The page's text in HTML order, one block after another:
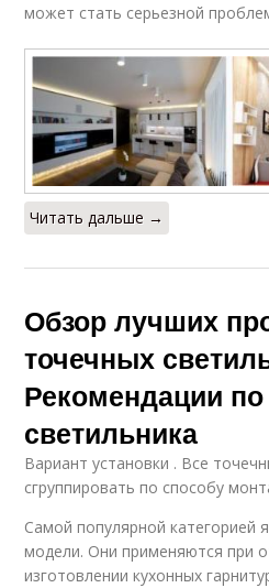
может стать серьезной
Читать дальше →
Обзор лучших
точечных
Рекомендации
светильника
Вариант установки . Все
сгруппировать по способу
Самой популярной категорией
модели. Они применяются при
изготовлении кухонных